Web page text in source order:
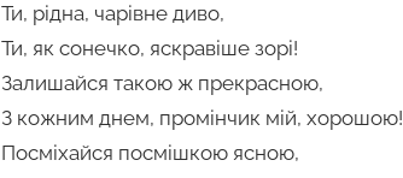
Ти, рідна, чарівне диво,
Ти, як сонечко, яскравіше зорі!
Залишайся такою ж прекрасною,
З кожним днем, промінчик мій, хорошою!
Посміхайся посмішкою ясною,